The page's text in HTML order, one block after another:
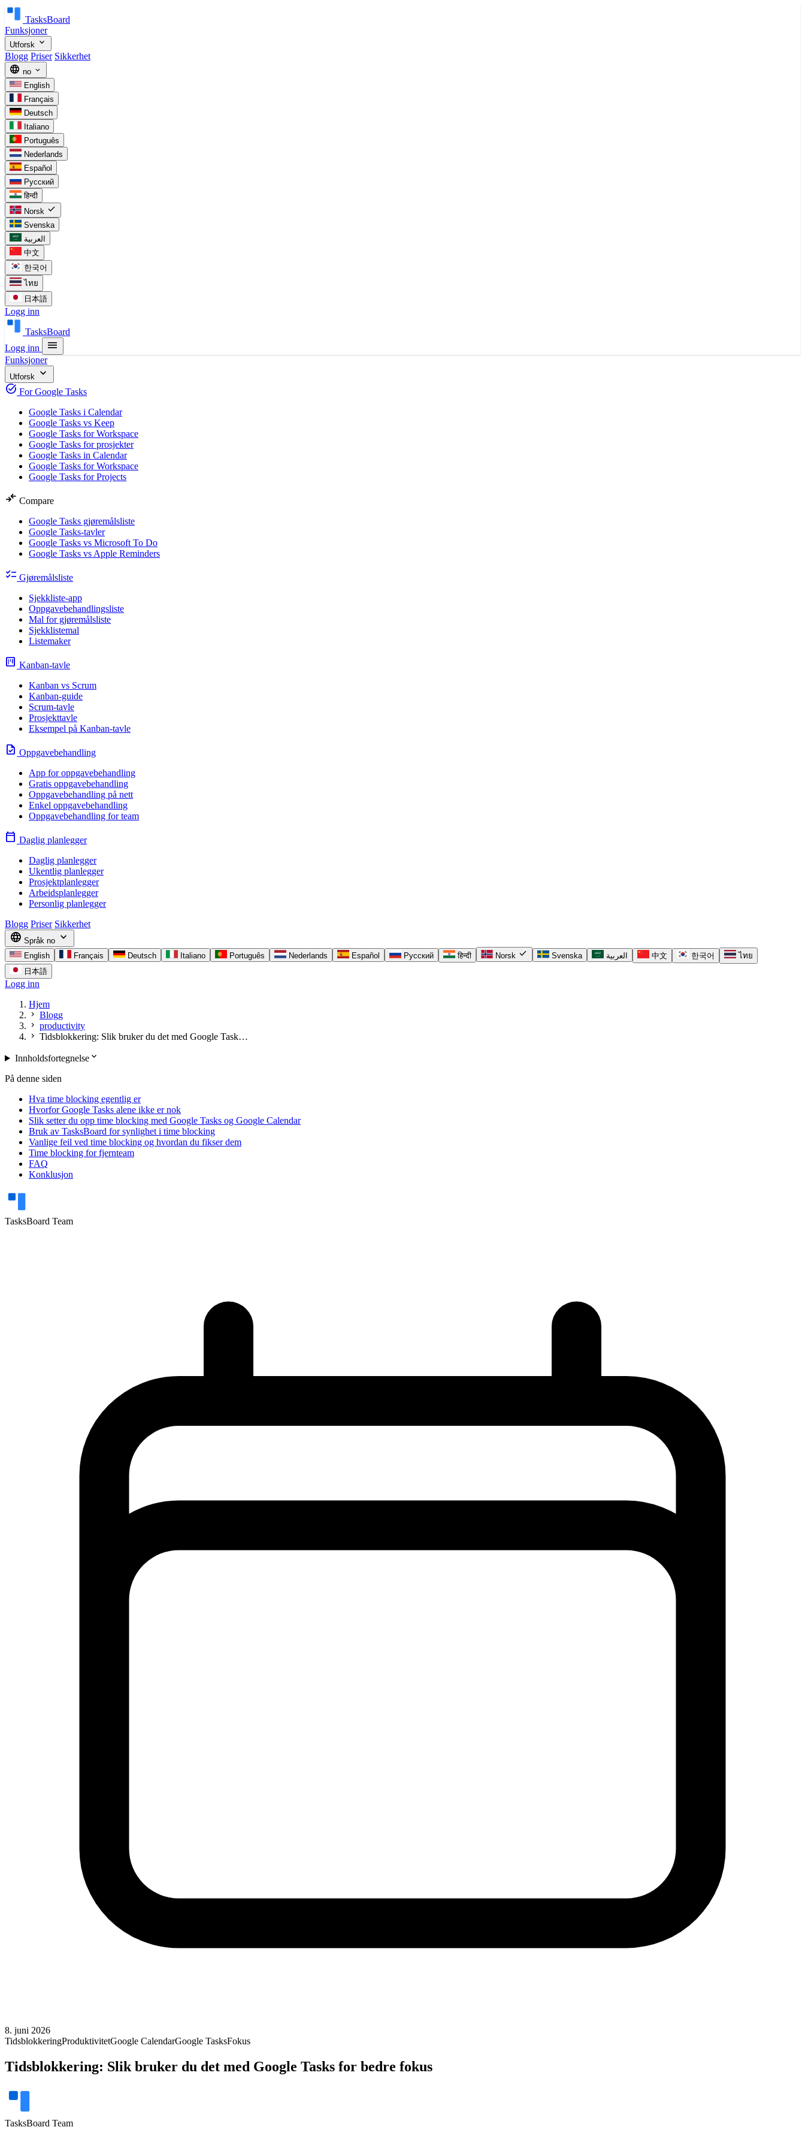
TasksBoard
Funksjoner
Utforsk expand_more
Blogg Priser Sikkerhet
language no expand_more
English
Français
Deutsch
Italiano
Português
Nederlands
Español
Русский
हिन्दी
Norsk check
Svenska
العربية
中文
한국어
ไทย
日本語
Logg inn
TasksBoard
Logg inn
menu
Funksjoner
Utforsk expand_more
task_alt For Google Tasks
Google Tasks i Calendar
Google Tasks vs Keep
Google Tasks for Workspace
Google Tasks for prosjekter
Google Tasks in Calendar
Google Tasks for Workspace
Google Tasks for Projects
compare_arrows Compare
Google Tasks gjøremålsliste
Google Tasks-tavler
Google Tasks vs Microsoft To Do
Google Tasks vs Apple Reminders
checklist Gjøremålsliste
Sjekkliste-app
Oppgavebehandlingsliste
Mal for gjøremålsliste
Sjekklistemal
Listemaker
view_kanban Kanban-tavle
Kanban vs Scrum
Kanban-guide
Scrum-tavle
Prosjekttavle
Eksempel på Kanban-tavle
task Oppgavebehandling
App for oppgavebehandling
Gratis oppgavebehandling
Oppgavebehandling på nett
Enkel oppgavebehandling
Oppgavebehandling for team
calendar_today Daglig planlegger
Daglig planlegger
Ukentlig planlegger
Prosjektplanlegger
Arbeidsplanlegger
Personlig planlegger
Blogg Priser Sikkerhet
language Språk no expand_more
English Français Deutsch Italiano Português Nederlands Español Русский हिन्दी Norsk check Svenska العربية 中文 한국어
ไทย
日本語
Logg inn
Hjem
chevron_right Blogg
chevron_right productivity
chevron_right Tidsblokkering: Slik bruker du det med Google Task…
Innholdsfortegnelseexpand_more
På denne siden
Hva time blocking egentlig er
Hvorfor Google Tasks alene ikke er nok
Slik setter du opp time blocking med Google Tasks og Google Calendar
Bruk av TasksBoard for synlighet i time blocking
Vanlige feil ved time blocking og hvordan du fikser dem
Time blocking for fjernteam
FAQ
Konklusjon
TasksBoard Team
8. juni 2026
TidsblokkeringProduktivitetGoogle CalendarGoogle TasksFokus
Tidsblokkering: Slik bruker du det med Google Tasks for bedre fokus
TasksBoard Team